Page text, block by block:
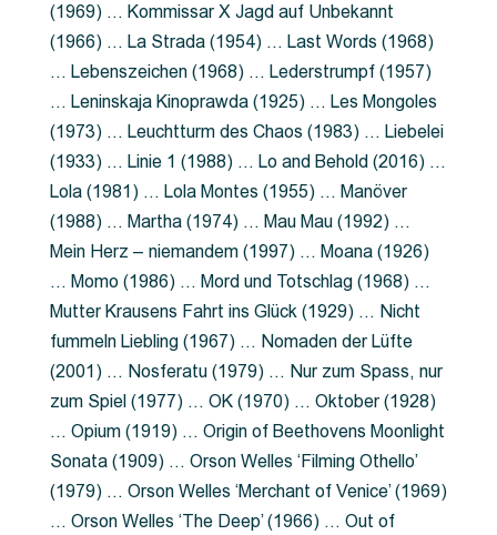
(1969) … Kommissar X Jagd auf Unbekannt
(1966) … La Strada (1954) … Last Words (1968)
… Lebenszeichen (1968) … Lederstrumpf (1957)
… Leninskaja Kinoprawda (1925) … Les Mongoles
(1973) … Leuchtturm des Chaos (1983) … Liebelei
(1933) … Linie 1 (1988) … Lo and Behold (2016) …
Lola (1981) … Lola Montes (1955) … Manöver
(1988) … Martha (1974) … Mau Mau (1992) …
Mein Herz – niemandem (1997) … Moana (1926)
… Momo (1986) … Mord und Totschlag (1968) …
Mutter Krausens Fahrt ins Glück (1929) … Nicht
fummeln Liebling (1967) … Nomaden der Lüfte
(2001) … Nosferatu (1979) … Nur zum Spass, nur
zum Spiel (1977) … OK (1970) … Oktober (1928)
… Opium (1919) … Origin of Beethovens Moonlight
Sonata (1909) … Orson Welles ‘Filming Othello’
(1979) … Orson Welles ‘Merchant of Venice’ (1969)
… Orson Welles ‘The Deep’ (1966) … Out of